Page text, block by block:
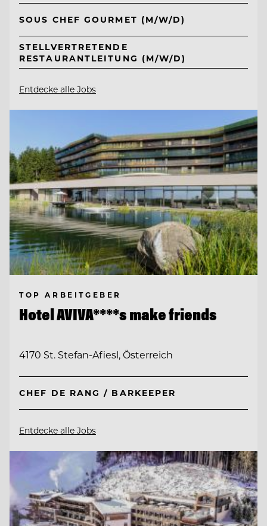
SOUS CHEF GOURMET (M/W/D)
STELLVERTRETENDE
RESTAURANTLEITUNG (M/W/D)
Entdecke alle Jobs
TOP ARBEITGEBER
Hotel AVIVA****s make friends
4170 St. Stefan-Afiesl, Österreich
CHEF DE RANG / BARKEEPER
Entdecke alle Jobs